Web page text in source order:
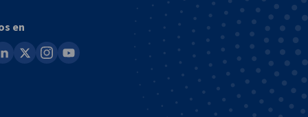
en
instagram
youtube